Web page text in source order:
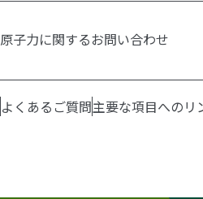
原子力に関するお問い合わせ
よくあるご質問主要な項目へのリ